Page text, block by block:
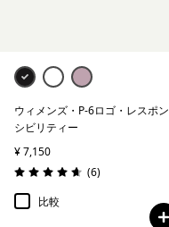
絞り込み
在庫のあるサイズ
絞り込み
在庫のあるカラー
絞り込み
スポーツ
絞り込み
特長
ウィメンズ・P-6ロゴ・レスポン
シビリティー
¥ 7,150
評価: 4.7 / 5
(6レビュー
)
比較